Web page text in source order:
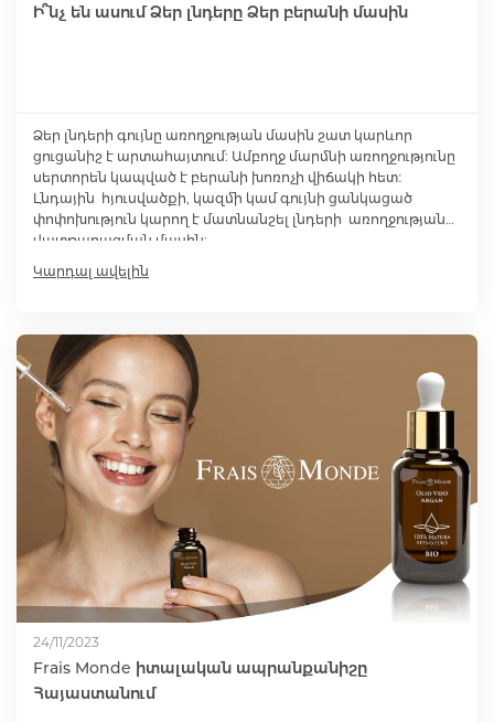
Ի՞նչ են ասում Ձեր լնդերը Ձեր բերանի մասին
Ձեր լնդերի գույնը առողջության մասին շատ կարևոր
ցուցանիշ է արտահայտում: Ամբողջ մարմնի առողջությունը
սերտորեն կապված է բերանի խոռոչի վիճակի հետ։
Լնդային հյուսվածքի, կազմի կամ գույնի ցանկացած
փոփոխություն կարող է մատնանշել լնդերի առողջության
վատթարացման մասին:
Կարդալ ավելին
24/11/2023
Frais Monde իտալական ապրանքանիշը
Հայաստանում